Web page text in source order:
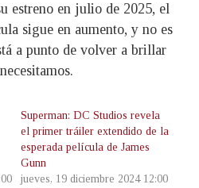
estreno en julio de 2025, el
sigue en aumento, y no es
a punto de volver a brillar
Superman: DC Studios revela
el primer tráiler extendido de la
esperada película de James
Gunn
jueves, 19 diciembre 2024 12:00